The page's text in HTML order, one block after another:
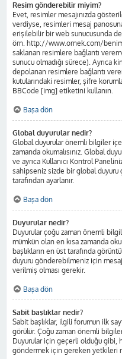
Resim gönderebilir miyim?
Evet, resimler mesajınızda
verdiyse, resimleri mesaj
erişilebilir bir web sunucusunda
örn. http://www.ornek.com/
saklanan resimlere bağlantı
sunucu olmadığı sürece). Ayrıca
depolanan resimlere bağlantı
kutularındaki resimler, şifre
BBCode [img] etiketini kullanın.
Başa dön
Global duyurular nedir?
Global duyurular önemli bilgiler
zamanda okumalısınız. Global
ve ayrıca Kullanıcı Kontrol
sahipseniz sizde bir global
tarafından ayarlanır.
Başa dön
Duyurular nedir?
Duyurular çoğu zaman önemli
mümkün olan en kısa zamanda
başlıkların en üst tarafında
duyuru gönderebilmeniz için
verilmiş olması gerekir.
Başa dön
Sabit başlıklar nedir?
Sabit başlıklar, ilgili forumun ilk
görülür. Çoğu zaman önemli
Duyurular için geçerli olduğu gibi,
göndermek için gereken yetkileri